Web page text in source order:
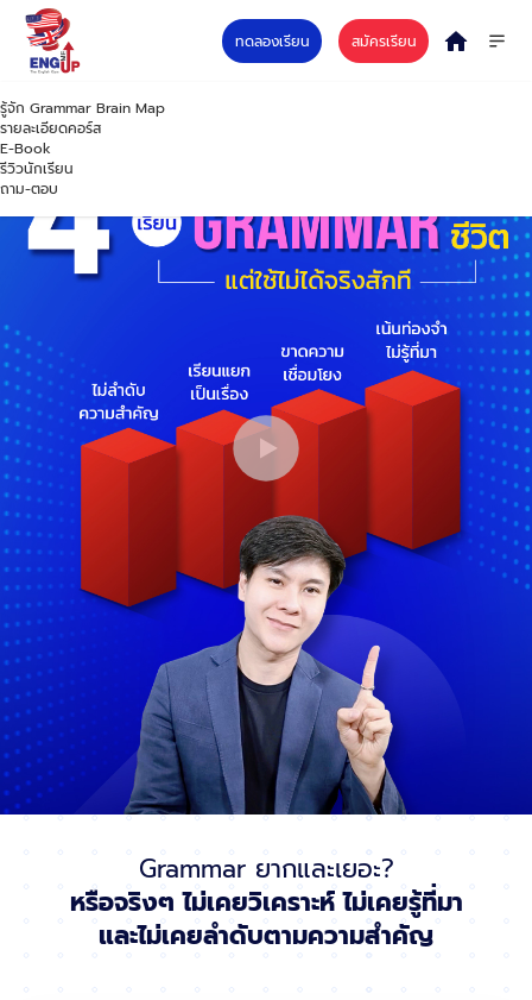
ทดลองเรียน สมัครเรียน
รู้จัก Grammar Brain Map
รายละเอียดคอร์ส
E-Book
รีวิวนักเรียน
ถาม-ตอบ
Grammar ยากและเยอะ?
หรือจริงๆ ไม่เคยวิเคราะห์ ไม่เคยรู้ที่มา
และไม่เคยลำดับตามความสำคัญ